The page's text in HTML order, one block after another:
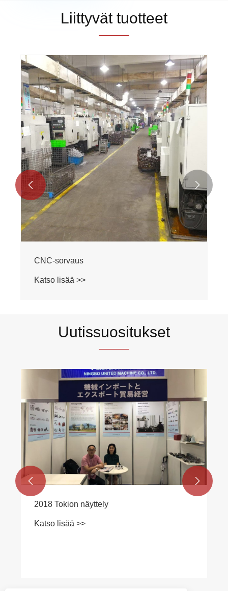
Liittyvät tuotteet
CNC-sorvaus
Katso lisää >>
 
Uutissuositukset
2018 Tokion näyttely
Katso lisää >>
 